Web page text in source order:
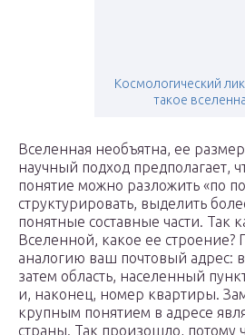
Космологический
такое
Вселенная необъятна, ее
научный подход предполагает,
понятие можно разложить «по
структурировать, выделить
понятные составные части. Так
Вселенной, какое ее строение?
аналогию ваш почтовый адрес:
затем область, населенный
и, наконец, номер квартиры.
крупным понятием в адресе
страны. Так произошло, потому